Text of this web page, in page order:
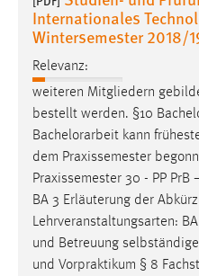
Internationales
Wintersemester 2018/
Relevanz:
weiteren Mitgliedern
bestellt werden. §10
Bachelorarbeit kann
dem Praxissemester
Praxissemester 30 - PP PrB
BA 3 Erläuterung der
Lehrveranstaltungsarten: BA
und Betreuung
und Vorpraktikum § 8
EXTERNE MEDIEN
Um Inhalte von
externen Medien
YouTube
Vimeo